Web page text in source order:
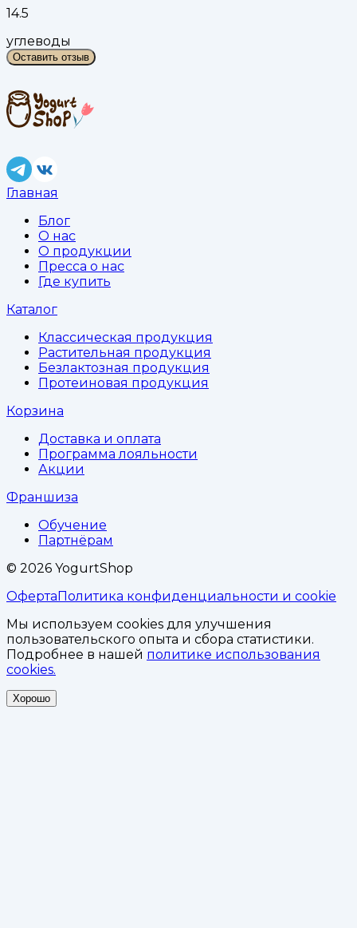
14.5
углеводы
Оставить отзыв
Главная
Блог
О нас
О продукции
Пресса о нас
Где купить
Каталог
Классическая продукция
Растительная продукция
Безлактозная продукция
Протеиновая продукция
Корзина
Доставка и оплата
Программа лояльности
Акции
Франшиза
Обучение
Партнёрам
© 2026 YogurtShop
ОфертаПолитика конфиденциальности и cookie
Мы используем cookies для улучшения
пользовательского опыта и сбора статистики.
Подробнее в нашей политике использования
cookies.
Хорошо